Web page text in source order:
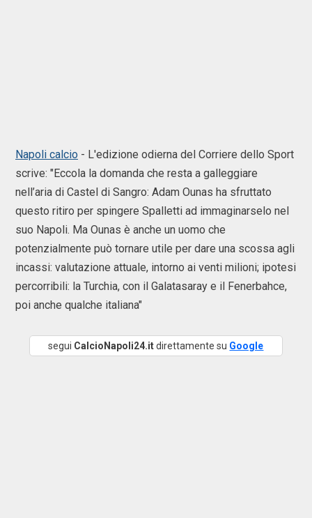
Napoli calcio - L'edizione odierna del Corriere dello Sport
scrive: "Eccola la domanda che resta a galleggiare
nell’aria di Castel di Sangro: Adam Ounas ha sfruttato
questo ritiro per spingere Spalletti ad immaginarselo nel
suo Napoli. Ma Ounas è anche un uomo che
potenzialmente può tornare utile per dare una scossa agli
incassi: valutazione attuale, intorno ai venti milioni; ipotesi
percorribili: la Turchia, con il Galatasaray e il Fenerbahce,
poi anche qualche italiana"
segui CalcioNapoli24.itdirettamente su Google